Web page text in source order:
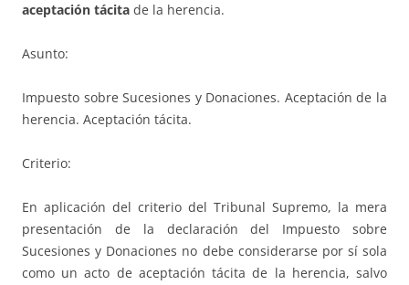
aceptación tácita de la herencia.
Asunto:
Impuesto sobre Sucesiones y Donaciones. Aceptación de la
herencia. Aceptación tácita.
Criterio:
En aplicación del criterio del Tribunal Supremo, la mera
presentación de la declaración del Impuesto sobre
Sucesiones y Donaciones no debe considerarse por sí sola
como un acto de aceptación tácita de la herencia, salvo